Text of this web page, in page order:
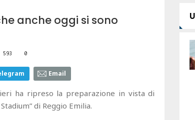
anche oggi si sono
593 0
Email
ha ripreso la preparazione in vista di
di Reggio Emilia.